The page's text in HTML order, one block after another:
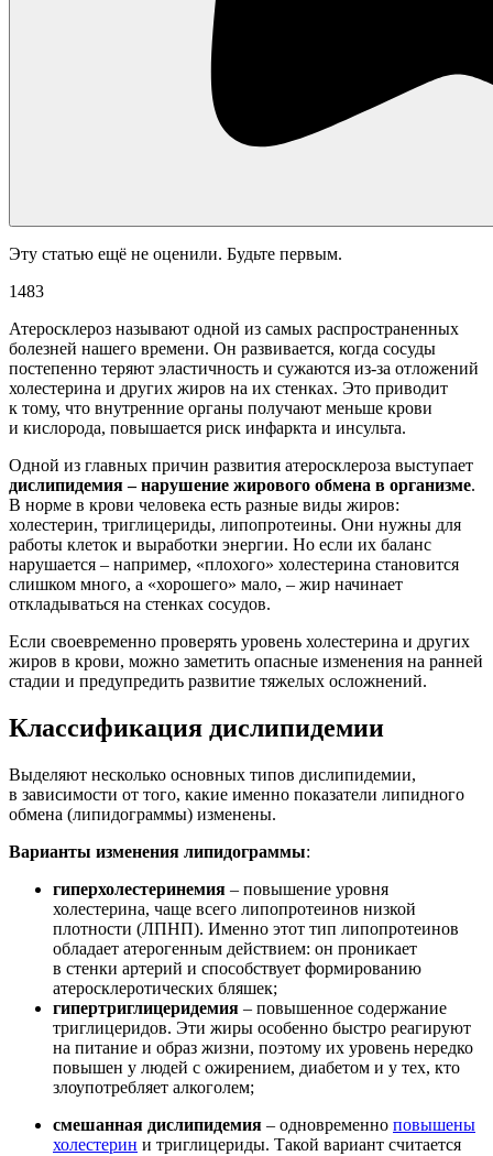
Эту статью ещё не оценили. Будьте первым.
1483
Атеросклероз называют одной из самых распространенных
болезней нашего времени. Он развивается, когда сосуды
постепенно теряют эластичность и сужаются из-за отложений
холестерина и других жиров на их стенках. Это приводит
к тому, что внутренние органы получают меньше крови
и кислорода, повышается риск инфаркта и инсульта.
Одной из главных причин развития атеросклероза выступает
дислипидемия – нарушение жирового обмена в организме.
В норме в крови человека есть разные виды жиров:
холестерин, триглицериды, липопротеины. Они нужны для
работы клеток и выработки энергии. Но если их баланс
нарушается – например, «плохого» холестерина становится
слишком много, а «хорошего» мало, – жир начинает
откладываться на стенках сосудов.
Если своевременно проверять уровень холестерина и других
жиров в крови, можно заметить опасные изменения на ранней
стадии и предупредить развитие тяжелых осложнений.
Классификация дислипидемии
Выделяют несколько основных типов дислипидемии,
в зависимости от того, какие именно показатели липидного
обмена (липидограммы) изменены.
Варианты изменения липидограммы:
гиперхолестеринемия – повышение уровня
холестерина, чаще всего липопротеинов низкой
плотности (ЛПНП). Именно этот тип липопротеинов
обладает атерогенным действием: он проникает
в стенки артерий и способствует формированию
атеросклеротических бляшек;
гипертриглицеридемия – повышенное содержание
триглицеридов. Эти жиры особенно быстро реагируют
на питание и образ жизни, поэтому их уровень нередко
повышен у людей с ожирением, диабетом и у тех, кто
злоупотребляет алкоголем;
смешанная дислипидемия – одновременно повышены
холестерин и триглицериды. Такой вариант считается